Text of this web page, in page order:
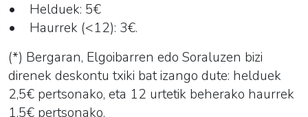
• Helduek: 5€
• Haurrek (<12): 3€.
(*) Bergaran, Elgoibarren edo Soraluzen bizi
direnek deskontu txiki bat izango dute: helduek
2,5€ pertsonako, eta 12 urtetik beherako haurrek
1,5€ pertsonako.